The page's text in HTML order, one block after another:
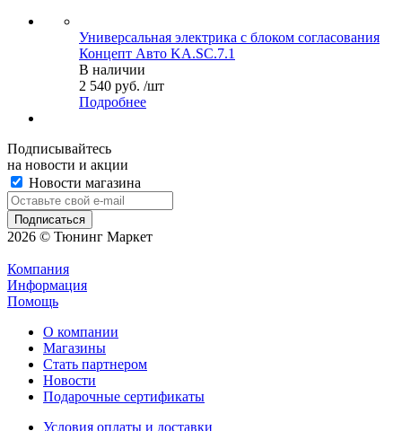
Универсальная электрика с блоком согласования
Концепт Авто KA.SC.7.1
В наличии
2 540 руб. /шт
Подробнее
Подписывайтесь
на новости и акции
Новости магазина
2026 © Тюнинг Маркет
Компания
Информация
Помощь
О компании
Магазины
Стать партнером
Новости
Подарочные сертификаты
Условия оплаты и доставки